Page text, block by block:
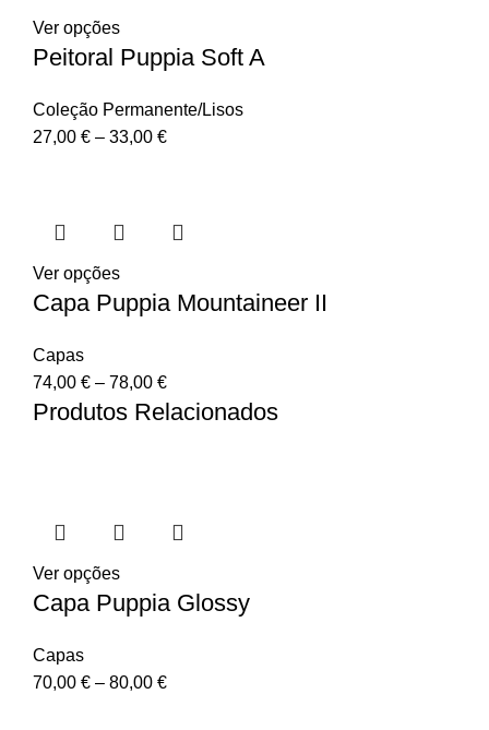
Ver opções
Peitoral Puppia Soft A
Coleção Permanente/Lisos
27,00 € – 33,00 €
Ver opções
Capa Puppia Mountaineer II
Capas
74,00 € – 78,00 €
Produtos Relacionados
Ver opções
Capa Puppia Glossy
Capas
70,00 € – 80,00 €